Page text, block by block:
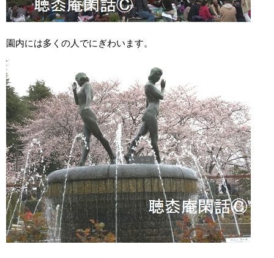
園内には多くの人でにぎわいます。